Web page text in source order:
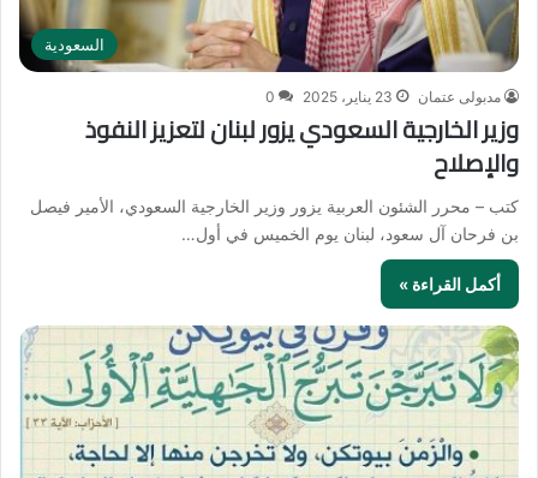
السعودية
مدبولى عتمان 23 يناير، 2025 0
وزير الخارجية السعودي يزور لبنان لتعزيز النفوذ
والإصلاح
كتب – محرر الشئون العربية يزور وزير الخارجية السعودي، الأمير فيصل
بن فرحان آل سعود، لبنان يوم الخميس في أول…
أكمل القراءة »